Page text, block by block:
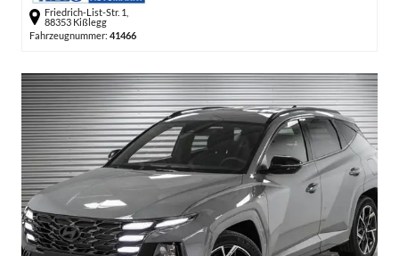
Friedrich-List-Str. 1,
88353 Kißlegg
Fahrzeugnummer: 41466